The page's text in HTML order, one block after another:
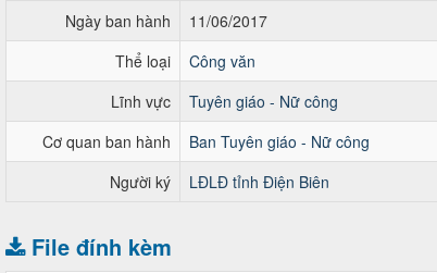
Ngày ban hành
11/06/2017
Thể loại
Công văn
Lĩnh vực
Tuyên giáo - Nữ công
Cơ quan ban hành
Ban Tuyên giáo - Nữ công
Người ký
LĐLĐ tỉnh Điện Biên
File đính kèm